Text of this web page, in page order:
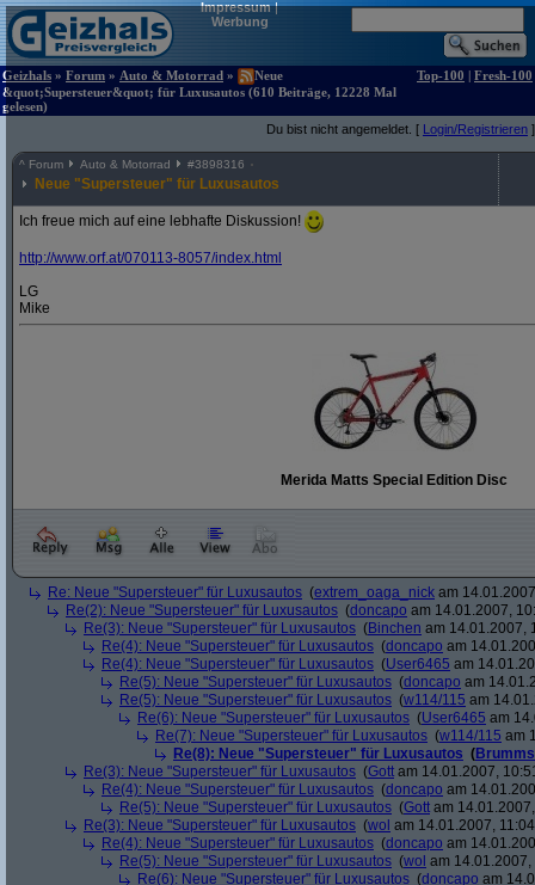
Impressum|
Werbung
Geizhals » Forum » Auto & Motorrad »
Neue
&quot;Supersteuer&quot; für Luxusautos (610 Beiträge, 12228 Mal
gelesen)
Top-100 | Fresh-100
Du bist nicht angemeldet. [ Login/Registrieren ]
^ Forum Auto & Motorrad #3898316
Neue "Supersteuer" für Luxusautos
Ich freue mich auf eine lebhafte Diskussion!
http://www.orf.at/070113-8057/index.html
LG
Mike
Merida Matts Special Edition Disc
Re: Neue "Supersteuer" für Luxusautos (extrem_oaga_nick am
Re(2): Neue "Supersteuer" für Luxusautos (doncapo am 14.01.2007,
Re(3): Neue "Supersteuer" für Luxusautos (Binchen am 14.01.2007,
Re(4): Neue "Supersteuer" für Luxusautos (doncapo am
Re(4): Neue "Supersteuer" für Luxusautos (User6465 am
Re(5): Neue "Supersteuer" für Luxusautos (doncapo am
Re(5): Neue "Supersteuer" für Luxusautos (w114/115 am
Re(6): Neue "Supersteuer" für Luxusautos (User6465 am
Re(7): Neue "Supersteuer" für Luxusautos (w114/115 am
Re(8): Neue "Supersteuer" für Luxusautos (
Re(3): Neue "Supersteuer" für Luxusautos (Gott am 14.01.2007,
Re(4): Neue "Supersteuer" für Luxusautos (doncapo am
Re(5): Neue "Supersteuer" für Luxusautos (Gott am
Re(3): Neue "Supersteuer" für Luxusautos (wol am 14.01.2007,
Re(4): Neue "Supersteuer" für Luxusautos (doncapo am
Re(5): Neue "Supersteuer" für Luxusautos (wol am 14.01.2007,
Re(6): Neue "Supersteuer" für Luxusautos (doncapo am